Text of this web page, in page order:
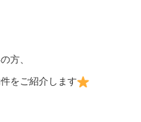
方、
をご紹介します